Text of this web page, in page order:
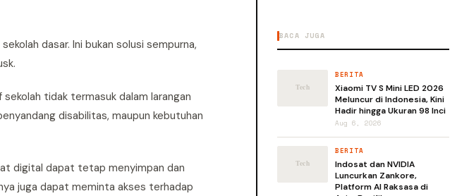
dasar. Ini bukan solusi sempurna,
tidak termasuk dalam larangan
disabilitas, maupun kebutuhan
digital dapat tetap menyimpan dan
juga dapat meminta akses terhadap
BACA JUGA
BERITA
Xiaomi TV S Mini LED 2026
Meluncur di Indonesia, Kini
Hadir hingga Ukuran 98 Inci
Aug 6, 2026
BERITA
Indosat dan NVIDIA
Luncurkan Zankore,
Platform AI Raksasa di